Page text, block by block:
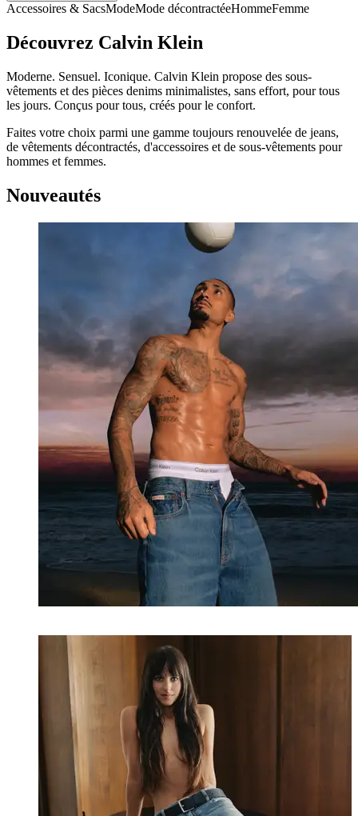
Accessoires & SacsModeMode décontractéeHommeFemme
Découvrez Calvin Klein
Moderne. Sensuel. Iconique. Calvin Klein propose des sous-
vêtements et des pièces denims minimalistes, sans effort, pour tous
les jours. Conçus pour tous, créés pour le confort.
Faites votre choix parmi une gamme toujours renouvelée de jeans,
de vêtements décontractés, d'accessoires et de sous-vêtements pour
hommes et femmes.
Nouveautés